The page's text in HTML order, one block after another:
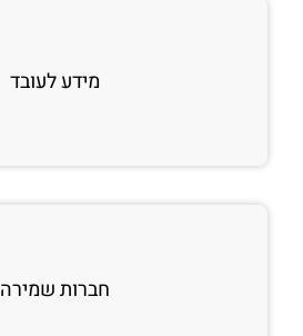
מידע לעובד
חברות שמירה